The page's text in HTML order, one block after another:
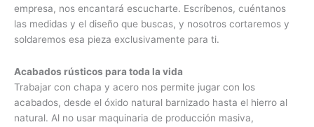
empresa, nos encantará escucharte. Escríbenos, cuéntanos
las medidas y el diseño que buscas, y nosotros cortaremos y
soldaremos esa pieza exclusivamente para ti.
Acabados rústicos para toda la vida
Trabajar con chapa y acero nos permite jugar con los
acabados, desde el óxido natural barnizado hasta el hierro al
natural. Al no usar maquinaria de producción masiva,